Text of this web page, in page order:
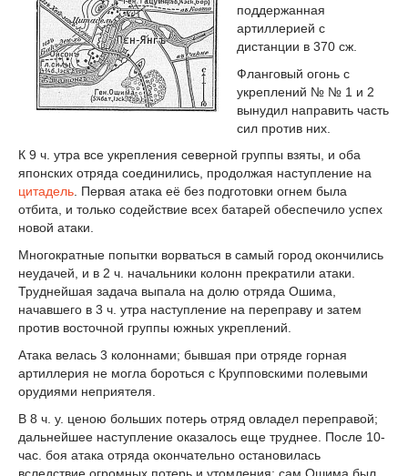
поддержанная
артиллерией с
дистанции в 370 сж.
Фланговый огонь с
укреплений № № 1 и 2
вынудил направить часть
сил против них.
К 9 ч. утра все укрепления северной группы взяты, и оба
японских отряда соединились, продолжая наступление на
цитадель. Первая атака её без подготовки огнем была
отбита, и только содействие всех батарей обеспечило успех
новой атаки.
Многократные попытки ворваться в самый город окончились
неудачей, и в 2 ч. начальники колонн прекратили атаки.
Труднейшая задача выпала на долю отряда Ошима,
начавшего в 3 ч. утра наступление на переправу и затем
против восточной группы южных укреплений.
Атака велась 3 колоннами; бывшая при отряде горная
артиллерия не могла бороться с Крупповскими полевыми
орудиями неприятеля.
В 8 ч. у. ценою больших потерь отряд овладел переправой;
дальнейшее наступление оказалось еще труднее. После 10-
час. боя атака отряда окончательно остановилась
вследствие огромных потерь и утомления; сам Ошима был